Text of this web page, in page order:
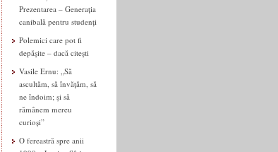
Prezentarea – Generația
canibală pentru studenți
Polemici care pot fi
depășite – dacă citești
Vasile Ernu: „Să
ascultăm, să învățăm, să
ne îndoim; și să
rămânem mereu
curioși”
O fereastră spre anii